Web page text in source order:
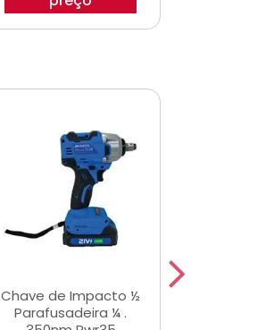
Chave de Impacto ½
Parafusadeira ¼ .